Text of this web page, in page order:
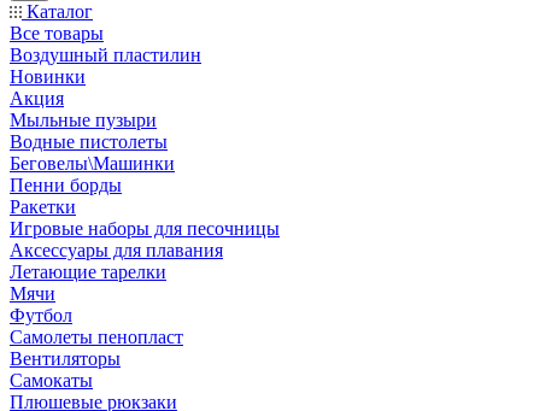
Каталог
Все товары
Воздушный пластилин
Новинки
Акция
Мыльные пузыри
Водные пистолеты
Беговелы\Машинки
Пенни борды
Ракетки
Игровые наборы для песочницы
Аксессуары для плавания
Летающие тарелки
Мячи
Футбол
Самолеты пенопласт
Вентиляторы
Самокаты
Плюшевые рюкзаки